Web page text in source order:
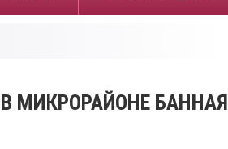
МИКРОРАЙОНЕ БАННАЯ